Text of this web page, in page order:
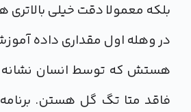
بلکه معمولا دقت خیلی بالاتری
در وهله اول مقداری داده
هستش که توسط انسان نشانه
فاقد متا تگ گل هستن. برنامه